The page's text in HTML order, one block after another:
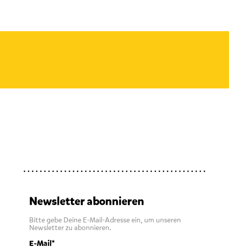
Newsletter abonnieren
Bitte gebe Deine E-Mail-Adresse ein, um unseren
Newsletter zu abonnieren.
E-Mail